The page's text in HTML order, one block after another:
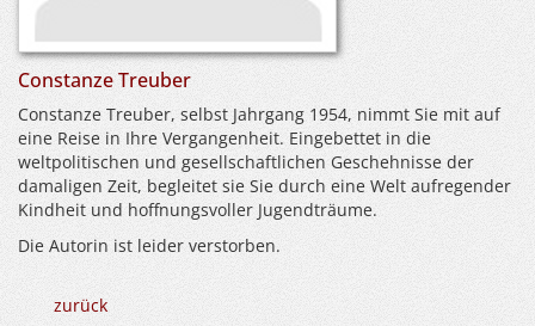
Constanze Treuber
Constanze Treuber, selbst Jahrgang 1954, nimmt Sie mit auf
eine Reise in Ihre Vergangenheit. Eingebettet in die
weltpolitischen und gesellschaftlichen Geschehnisse der
damaligen Zeit, begleitet sie Sie durch eine Welt aufregender
Kindheit und hoffnungsvoller Jugendträume.
Die Autorin ist leider verstorben.
zurück